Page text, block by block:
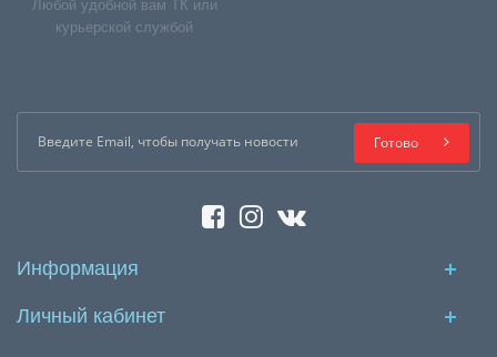
Любой удобной вам ТК или
курьерской службой
Готово
Информация
Личный кабинет